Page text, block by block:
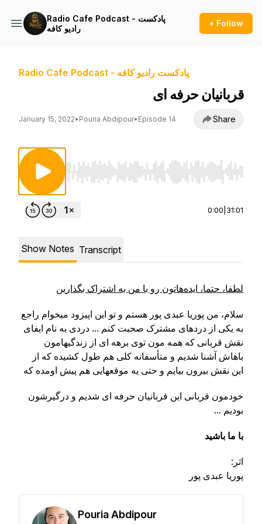
Radio Cafe Podcast - پادکست
راديو کافه
+ Follow
Radio Cafe Podcast - پادکست راديو کافه
قربانیان حرفه ای
January 15, 2022• Pouria Abdipour• Episode 14 Share
Use Left/Right to seek, Home/End to jump
0:00 31:01
Show Notes Transcript
لطفا، حتما، ایده‌ها‌تون رو با من به اشتراک بگذارین
سلام، من پوریا عبدی پور هستم و تو این اپیزود میخوام راجع
به یکی از دردهای مشترک صحبت کنم ... دردی به نام ایفای
نقش قربانی که همه مون توی برهه ای از زندگیهامون
باهاش آشنا شدیم و متأسفانه کلی هم طول کشیده که از
این نقش بیرون بیایم و حتی یه موقعهایی هم پیش اومده که
خودمون قربانی این قربانیان حرفه ای شدیم و درگیرشون
بودیم ...
با ما باشید
اثر:
پوریا عبدی پور
Pouria Abdipour